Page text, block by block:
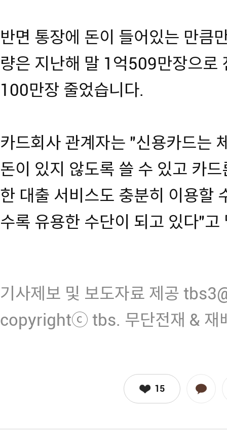
반면 통장에 돈이 들어있는 만큼
량은 지난해 말 1억509만장으로
100만장 줄었습니다.
카드회사 관계자는 "신용카드는
돈이 있지 않도록 쓸 수 있고 카
한 대출 서비스도 충분히 이용할
수록 유용한 수단이 되고 있다"고
기사제보 및 보도자료 제공
copyrightⓒ tbs. 무단전재 & 재
15